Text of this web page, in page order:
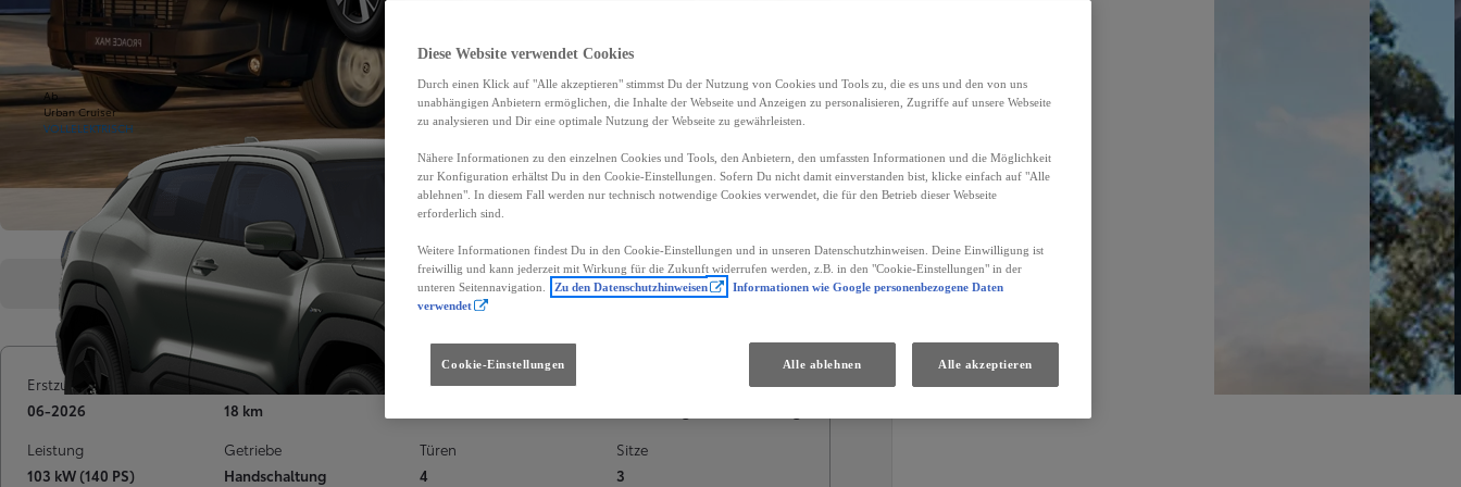
Ab
Urban Cruiser
VOLLELEKTRISCH
Highlights Fahrzeugdetails Finanzierungsdetails Händler
Erstzulassung
06-2026
Kilometerstand
18 km
Treibstoff
Leistung
103 kW (140 PS)
Getriebe
Handschaltung
Türen
4
Sitze
3
Diese Website verwendet Cookies
Durch einen Klick auf "Alle akzeptieren" stimmst Du der Nutzung von Cookies und Tools zu, die es uns und den von uns
unabhängigen Anbietern ermöglichen, die Inhalte der Webseite und Anzeigen zu personalisieren, Zugriffe auf unsere Webseite
zu analysieren und Dir eine optimale Nutzung der Webseite zu gewährleisten.
Nähere Informationen zu den einzelnen Cookies und Tools, den Anbietern, den umfassten Informationen und die Möglichkeit
zur Konfiguration erhältst Du in den Cookie-Einstellungen. Sofern Du nicht damit einverstanden bist, klicke einfach auf "Alle
ablehnen". In diesem Fall werden nur technisch notwendige Cookies verwendet, die für den Betrieb dieser Webseite
erforderlich sind.
Weitere Informationen findest Du in den Cookie-Einstellungen und in unseren Datenschutzhinweisen. Deine Einwilligung ist
freiwillig und kann jederzeit mit Wirkung für die Zukunft widerrufen werden, z.B. in den "Cookie-Einstellungen" in der
unteren Seitennavigation.
Zu den Datenschutzhinweisen
Informationen wie Google personenbezogene Daten
verwendet
Cookie-Einstellungen Alle ablehnen Alle akzeptieren